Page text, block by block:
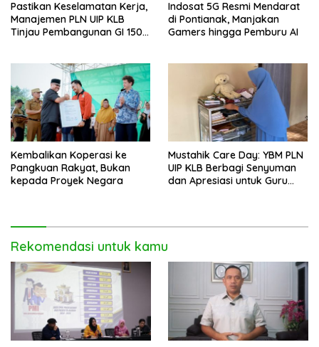
Pastikan Keselamatan Kerja,
Manajemen PLN UIP KLB
Tinjau Pembangunan GI 150
Indosat 5G Resmi Mendarat
di Pontianak, Manjakan
Gamers hingga Pemburu AI
Kembalikan Koperasi ke
Pangkuan Rakyat, Bukan
kepada Proyek Negara
Mustahik Care Day: YBM PLN
UIP KLB Berbagi Senyuman
dan Apresiasi untuk Guru
Rekomendasi untuk kamu